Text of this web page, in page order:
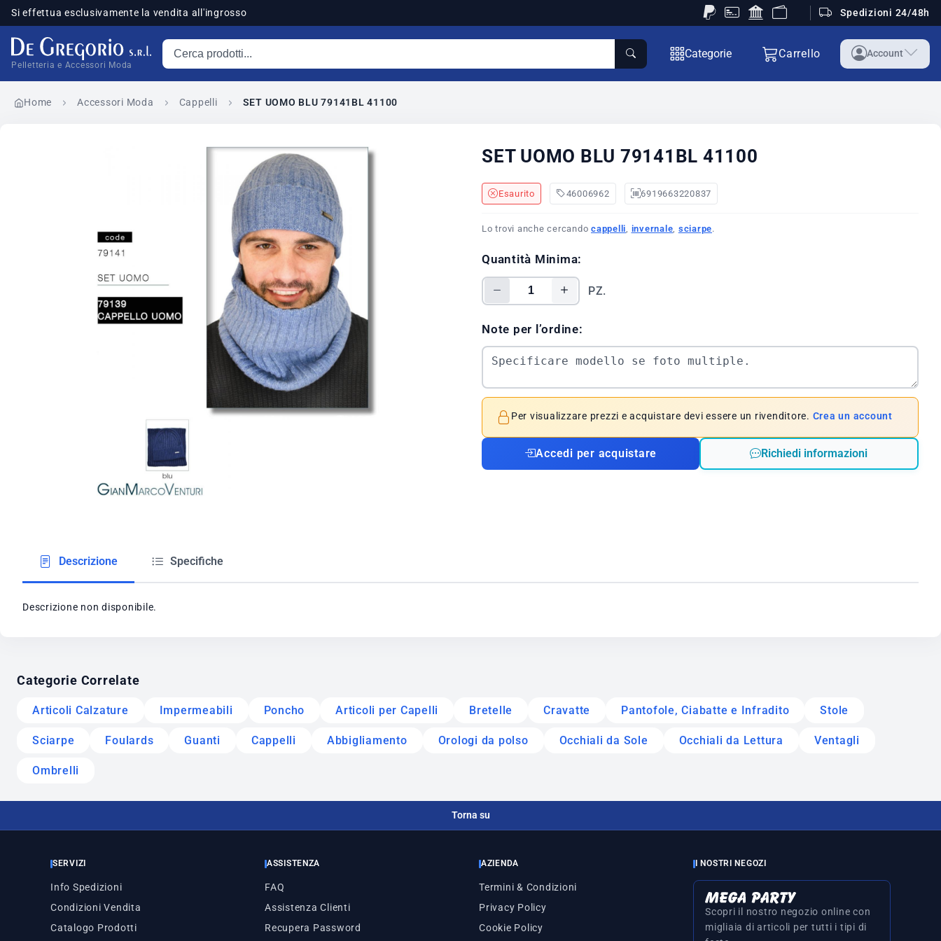
Si effettua esclusivamente la vendita all'ingrosso Spedizioni 24/48h
Pelletteria e Accessori Moda
Cerca prodotti
Categorie Carrello Account
Home Accessori Moda Cappelli SET UOMO BLU 79141BL 41100
SET UOMO BLU 79141BL 41100
Esaurito 46006962 6919663220837
Lo trovi anche cercando cappelli invernale sciarpe.
Quantità Minima:
PZ.
Note per l’ordine:
Per visualizzare prezzi e acquistare devi essere un rivenditore. Crea un account
Accedi per acquistare Richiedi informazioni
Descrizione Specifiche
Descrizione non disponibile.
Categorie Correlate
Articoli Calzature Impermeabili Poncho Articoli per Capelli Bretelle Cravatte Pantofole, Ciabatte e Infradito Stole
Sciarpe Foulards Guanti Cappelli Abbigliamento Orologi da polso Occhiali da Sole Occhiali da Lettura Ventagli
Ombrelli
Torna su
SERVIZI
Info Spedizioni
Condizioni Vendita
Catalogo Prodotti
ASSISTENZA
FAQ
Assistenza Clienti
Recupera Password
AZIENDA
Termini & Condizioni
Privacy Policy
Cookie Policy
I NOSTRI NEGOZI
Scopri il nostro negozio online con
migliaia di articoli per tutti i tipi di